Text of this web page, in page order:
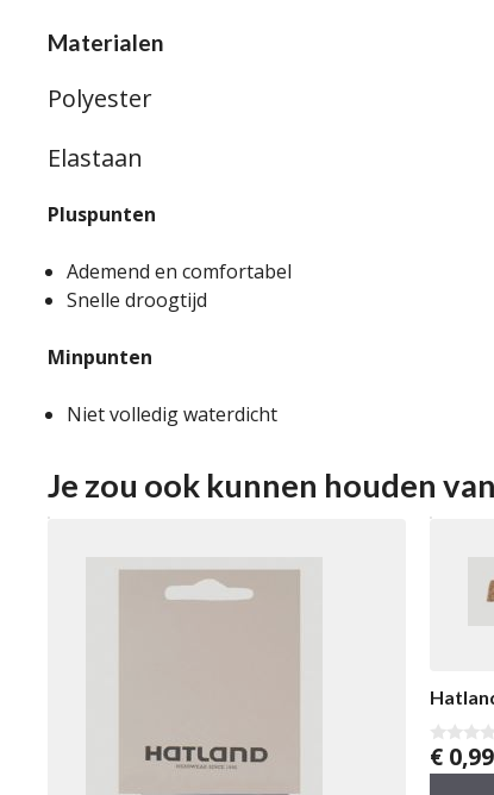
Materialen
Polyester
Elastaan
Pluspunten
Ademend en comfortabel
Snelle droogtijd
Minpunten
Niet volledig waterdicht
Je zou ook kunnen houden
0
v
€ 0,99